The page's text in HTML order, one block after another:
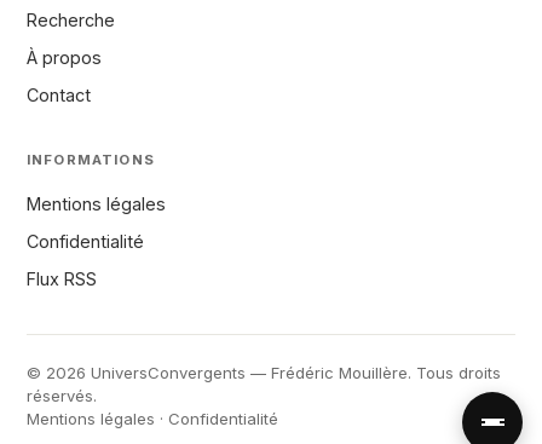
Recherche
À propos
Contact
INFORMATIONS
Mentions légales
Confidentialité
Flux RSS
© 2026 UniversConvergents — Frédéric Mouillère. Tous droits
réservés.
Mentions légales · Confidentialité